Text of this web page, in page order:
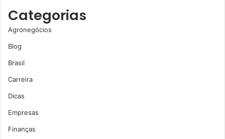
Categorias
Agronegócios
Blog
Brasil
Carreira
Dicas
Empresas
Finanças